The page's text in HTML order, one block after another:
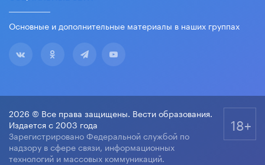
Основные и дополнительные материалы в наших группах
2026 © Все права защищены. Вести образования.
Издается с 2003 года
Зарегистрировано Федеральной службой по
надзору в сфере связи, информационных
технологий и массовых коммуникаций.
18+